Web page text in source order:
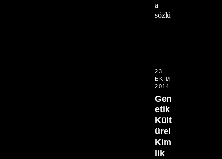
a
sözlü
23
EKIM
2014
Gen
etik
Kült
ürel
Kim
lik